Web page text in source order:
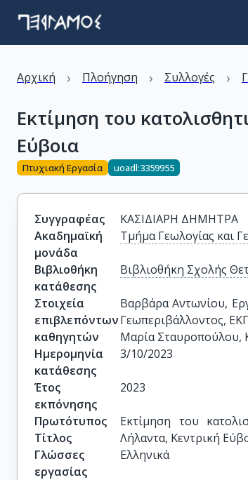
Αρχική › Πλοήγηση › Συλλογές ›
Εκτίμηση του
Εύβοια
Πτυχιακή Εργασία uoadl:3359955
Συγγραφέας
ΚΑΣΙΔΙΑΡΗ ΔΗΜΗΤΡΑ
Ακαδημαϊκή
μονάδα
Τμήμα Γεωλογίας και
Βιβλιοθήκη
κατάθεσης
Βιβλιοθήκη Σχολής
Στοιχεία
επιβλεπόντων
καθηγητών
Βαρβάρα Αντωνίου,
Γεωπεριβάλλοντος,
Μαρία Σταυροπούλου,
Ημερομηνία
κατάθεσης
3/10/2023
Έτος
εκπόνησης
2023
Πρωτότυπος
Τίτλος
Εκτίμηση του
Λήλαντα, Κεντρική
Γλώσσες
εργασίας
Ελληνικά